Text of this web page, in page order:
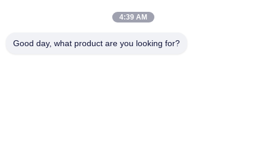
4:39 AM
Good day, what product are you looking for?